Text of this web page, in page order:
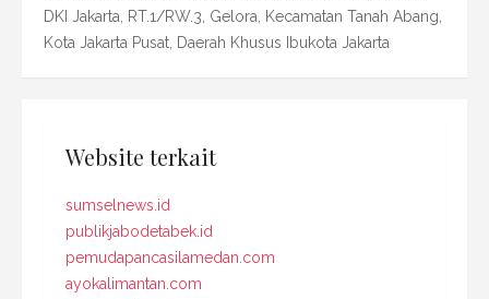
DKI Jakarta, RT.1/RW.3, Gelora, Kecamatan Tanah Abang,
Kota Jakarta Pusat, Daerah Khusus Ibukota Jakarta
Website terkait
sumselnews.id
publikjabodetabek.id
pemudapancasilamedan.com
ayokalimantan.com